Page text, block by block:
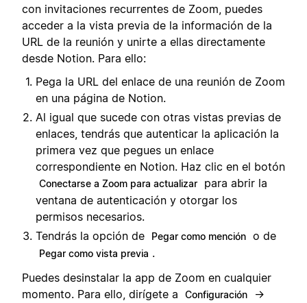
con invitaciones recurrentes de Zoom, puedes
acceder a la vista previa de la información de la
URL de la reunión y unirte a ellas directamente
desde Notion. Para ello:
Pega la URL del enlace de una reunión de Zoom
en una página de Notion.
Al igual que sucede con otras vistas previas de
enlaces, tendrás que autenticar la aplicación la
primera vez que pegues un enlace
correspondiente en Notion. Haz clic en el botón
Conectarse a Zoom para actualizar
para abrir la
ventana de autenticación y otorgar los
permisos necesarios.
Tendrás la opción de
Pegar como mención o de
Pegar como vista previa .
Puedes desinstalar la app de Zoom en cualquier
momento. Para ello, dirígete a
Configuración →